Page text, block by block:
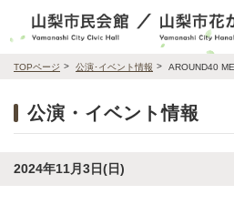
TOPページ 公演･イベント情報 AROUND40
公演・イベント情報
2024年11月3日(日)